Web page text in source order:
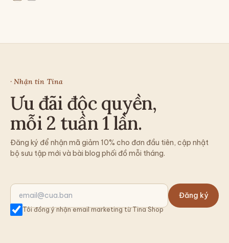
· Nhận tin Tina
Ưu đãi độc quyền,
mỗi 2 tuần 1 lần.
Đăng ký để nhận mã giảm 10% cho đơn đầu tiên, cập nhật
bộ sưu tập mới và bài blog phối đồ mỗi tháng.
Đăng ký
Tôi đồng ý nhận email marketing từ Tina Shop